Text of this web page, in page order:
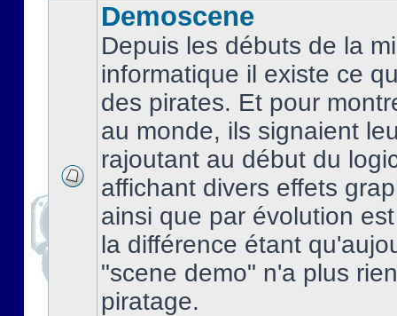
Demoscene
Depuis les débuts de la
informatique il existe ce
des pirates. Et pour
au monde, ils signaient
rajoutant au début du
affichant divers effets
ainsi que par évolution
la différence étant
"scene demo" n'a plus
piratage.